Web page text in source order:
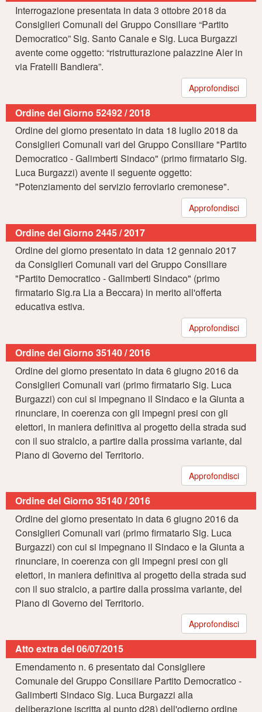
Interrogazione presentata in data 3 ottobre 2018 da
Consiglieri Comunali del Gruppo Consiliare “Partito
Democratico” Sig. Santo Canale e Sig. Luca Burgazzi
avente come oggetto: “ristrutturazione palazzine Aler in
via Fratelli Bandiera”.
Approfondisci
Ordine del Giorno 52492 / 2018
Ordine del giorno presentato in data 18 luglio 2018 da
Consiglieri Comunali vari del Gruppo Consiliare "Partito
Democratico - Galimberti Sindaco" (primo firmatario Sig.
Luca Burgazzi) avente il seguente oggetto:
"Potenziamento del servizio ferroviario cremonese".
Approfondisci
Ordine del Giorno 2445 / 2017
Ordine del giorno presentato in data 12 gennaio 2017
da Consiglieri Comunali vari del Gruppo Consiliare
"Partito Democratico - Galimberti Sindaco" (primo
firmatario Sig.ra Lia a Beccara) in merito all'offerta
educativa estiva.
Approfondisci
Ordine del Giorno 35140 / 2016
Ordine del giorno presentato in data 6 giugno 2016 da
Consiglieri Comunali vari (primo firmatario Sig. Luca
Burgazzi) con cui si impegnano il Sindaco e la Giunta a
rinunciare, in coerenza con gli impegni presi con gli
elettori, in maniera definitiva al progetto della strada sud
con il suo stralcio, a partire dalla prossima variante, dal
Piano di Governo del Territorio.
Approfondisci
Ordine del Giorno 35140 / 2016
Ordine del giorno presentato in data 6 giugno 2016 da
Consiglieri Comunali vari (primo firmatario Sig. Luca
Burgazzi) con cui si impegnano il Sindaco e la Giunta a
rinunciare, in coerenza con gli impegni presi con gli
elettori, in maniera definitiva al progetto della strada sud
con il suo stralcio, a partire dalla prossima variante, del
Piano di Governo del Territorio.
Approfondisci
Atto extra del 06/07/2015
Emendamento n. 6 presentato dal Consigliere
Comunale del Gruppo Consiliare Partito Democratico -
Galimberti Sindaco Sig. Luca Burgazzi alla
deliberazione iscritta al punto d28) dell'odierno ordine